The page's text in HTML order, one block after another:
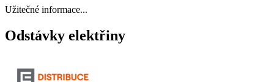
Užitečné informace...
Odstávky elektřiny